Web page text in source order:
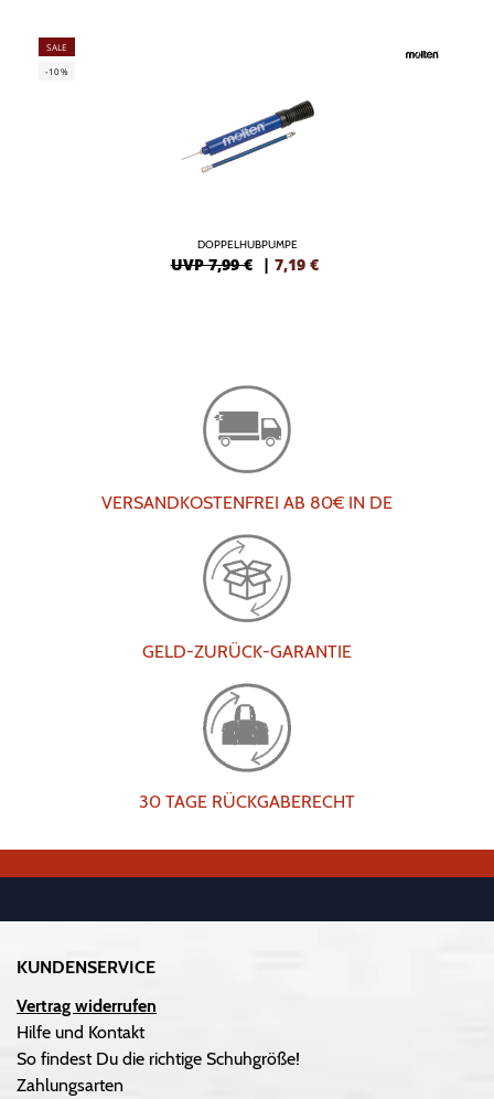
SALE
-10%
DOPPELHUBPUMPE
UVP 7,99 € | 7,19 €
VERSANDKOSTENFREI AB 80€ IN DE
GELD-ZURÜCK-GARANTIE
30 TAGE RÜCKGABERECHT
KUNDENSERVICE
Vertrag widerrufen
Hilfe und Kontakt
So findest Du die richtige Schuhgröße!
Zahlungsarten